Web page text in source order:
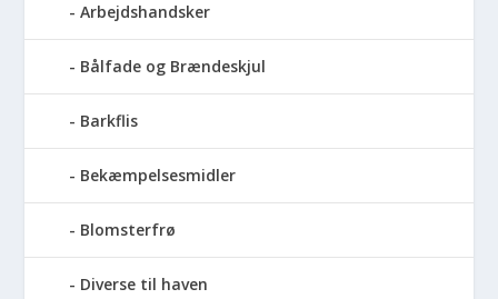
Arbejdshandsker
Bålfade og Brændeskjul
Barkflis
Bekæmpelsesmidler
Blomsterfrø
Diverse til haven